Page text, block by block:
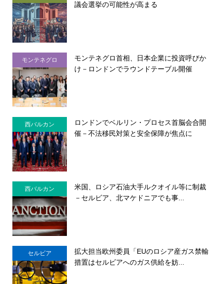
議会選挙の可能性が高まる
モンテネグロ
モンテネグロ首相、日本企業に投資呼びか
け－ロンドンでラウンドテーブル開催
西バルカン
ロンドンでベルリン・プロセス首脳会合開
催－不法移民対策と安全保障が焦点に
西バルカン
米国、ロシア石油大手ルクオイル等に制裁
－セルビア、北マケドニアでも事...
セルビア
拡大担当欧州委員「EUのロシア産ガス禁輸
措置はセルビアへのガス供給を妨...